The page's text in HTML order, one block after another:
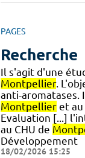
PAGES
Recherche
Il s'agit d'une
Montpellier.
anti-aromatases.
Montpellieret au
Evaluation [...]
au CHU de
Développement
18/02/2026 15:25